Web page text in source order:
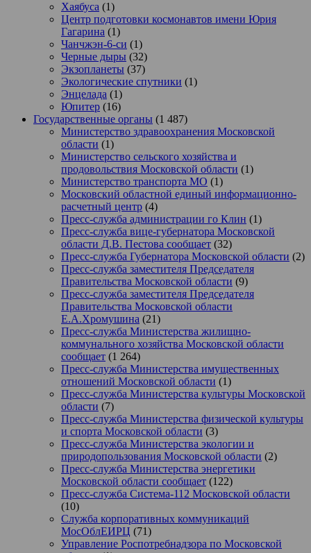
Хаябуса (1)
Центр подготовки космонавтов имени Юрия
Гагарина (1)
Чанчжэн-6-си (1)
Черные дыры (32)
Экзопланеты (37)
Экологические спутники (1)
Энцелада (1)
Юпитер (16)
Государственные органы (1 487)
Министерство здравоохранения Московской
области (1)
Министерство сельского хозяйства и
продовольствия Московской области (1)
Министерство транспорта МО (1)
Московский областной единый информационно-
расчетный центр (4)
Пресс-служба администрации го Клин (1)
Пресс-служба вице-губернатора Московской
области Д.В. Пестова сообщает (32)
Пресс-служба Губернатора Московской области (2)
Пресс-служба заместителя Председателя
Правительства Московской области (9)
Пресс-служба заместителя Председателя
Правительства Московской области
Е.А.Хромушина (21)
Пресс-служба Министерства жилищно-
коммунального хозяйства Московской области
сообщает (1 264)
Пресс-служба Министерства имущественных
отношений Московской области (1)
Пресс-служба Министерства культуры Московской
области (7)
Пресс-служба Министерства физической культуры
и спорта Московской области (3)
Пресс-служба Министерства экологии и
природопользования Московской области (2)
Пресс-служба Министерства энергетики
Московской области сообщает (122)
Пресс-служба Система-112 Московской области
(10)
Служба корпоративных коммуникаций
МосОблЕИРЦ (71)
Управление Роспотребнадзора по Московской